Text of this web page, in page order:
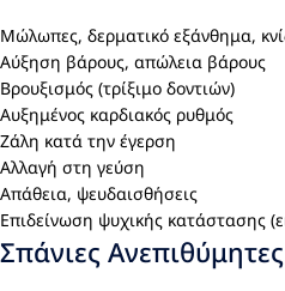
Μώλωπες, δερματικό εξάνθημα,
Αύξηση βάρους, απώλεια βάρους
Βρουξισμός (τρίξιμο δοντιών)
Αυξημένος καρδιακός ρυθμός
Ζάλη κατά την έγερση
Αλλαγή στη γεύση
Απάθεια, ψευδαισθήσεις
Επιδείνωση ψυχικής κατάστασης
Σπάνιες